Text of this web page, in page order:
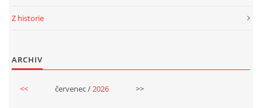
Z historie
ARCHIV
<< červenec /2026 >>